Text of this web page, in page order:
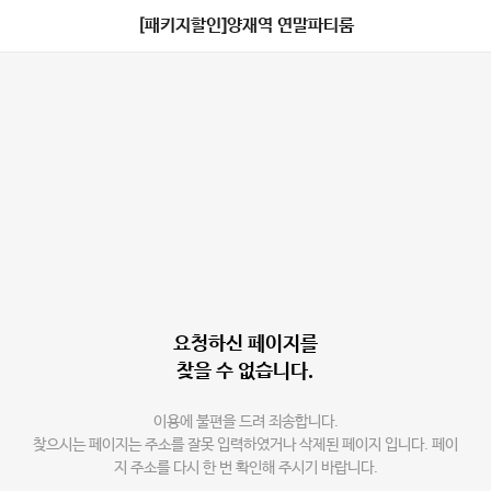
[패키지할인]양재역 연말파티룸
요청하신 페이지를
찾을 수 없습니다.
이용에 불편을 드려 죄송합니다.
찾으시는 페이지는 주소를 잘못 입력하였거나 삭제된 페이지 입니다. 페이
지 주소를 다시 한 번 확인해 주시기 바랍니다.